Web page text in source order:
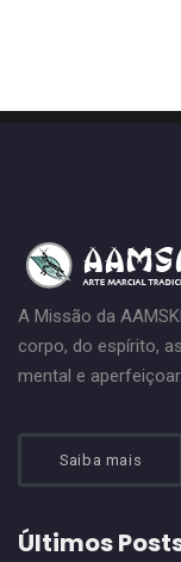
A Missão da
corpo, do espírito,
mental e
Saiba mais
Últimos